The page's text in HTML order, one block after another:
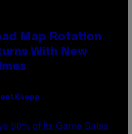
Map Rotation
With New
Koepp